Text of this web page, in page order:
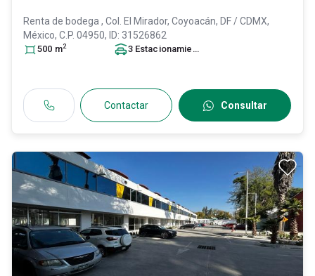
Renta de bodega , Col. El Mirador, Coyoacán, DF / CDMX,
México, C.P. 04950, ID: 31526862
500 m2 3 Estacionamiento
Contactar Consultar